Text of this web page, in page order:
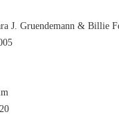
J. Gruendemann & Billie